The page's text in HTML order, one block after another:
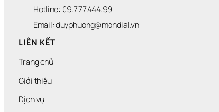
Hotline: 09.777.444.99
Email: duyphuong@mondial.vn
LIÊN KẾT
Trang chủ
Giới thiệu
Dịch vụ